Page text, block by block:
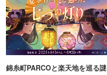
錦糸町PARCOと楽天地を巡る謎